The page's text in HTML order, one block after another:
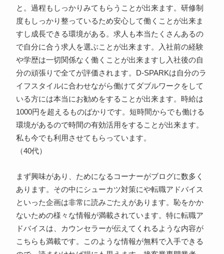
と。過程もしっかりみてもらうことが出来ます。研修制
度もしっかり整っているため安心して働くことが出来ま
すし成長できる環境がある。求人も本当たくさんあるの
で自分に合う求人を選ぶことが出来ます。入社前の経験
や学歴は一切関係なく働くことが出来ますし入社後の自
分の頑張りで全てが評価されます。D-SPARKは自分のラ
イフスタイルに合わせながら働けてダブルワークをして
いる方には本当にお勧めをすることが出来ます。時給は
1000円を超えるものばかりです。短時間からでも働ける
環境があるので時間の有効活用をすることが出来ます。
私も今でも利用させてもらっています。
（40代）
まず興味があり、ためになるコーナーがブログに数多く
あります。その中にシューカツ対策にや転職アドバイス
といった企画は非常に読みごたえがあります。恥をかか
ないための様々な情報が満載されています。特に転職ア
ドバイスは、カウンセラーが伝えてくれるような内容が
こちらも満載です。このような情報が無料で入手できる